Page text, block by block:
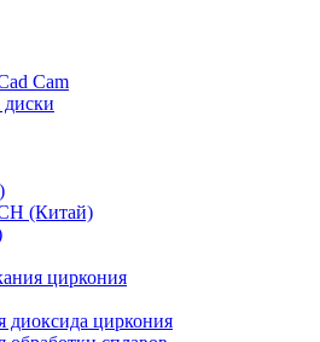
Cam
(Китай)
циркония
диоксида циркония